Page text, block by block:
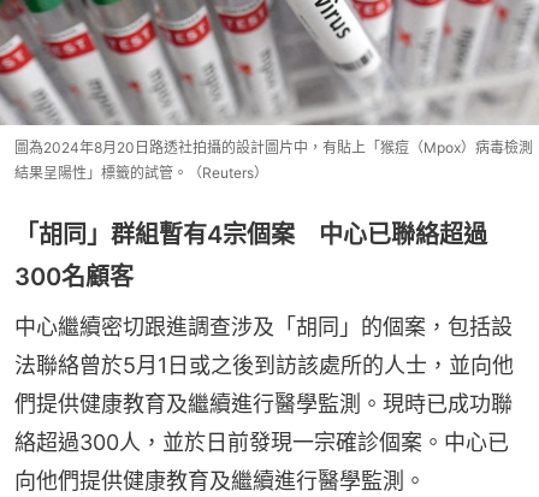
圖為2024年8月20日路透社拍攝的設計圖片中，有貼上「猴痘（Mpox）病毒檢測
結果呈陽性」標籤的試管。（Reuters）
「胡同」群組暫有4宗個案 中心已聯絡超過
300名顧客
中心繼續密切跟進調查涉及「胡同」的個案，包括設
法聯絡曾於5月1日或之後到訪該處所的人士，並向他
們提供健康教育及繼續進行醫學監測。現時已成功聯
絡超過300人，並於日前發現一宗確診個案。中心已
向他們提供健康教育及繼續進行醫學監測。